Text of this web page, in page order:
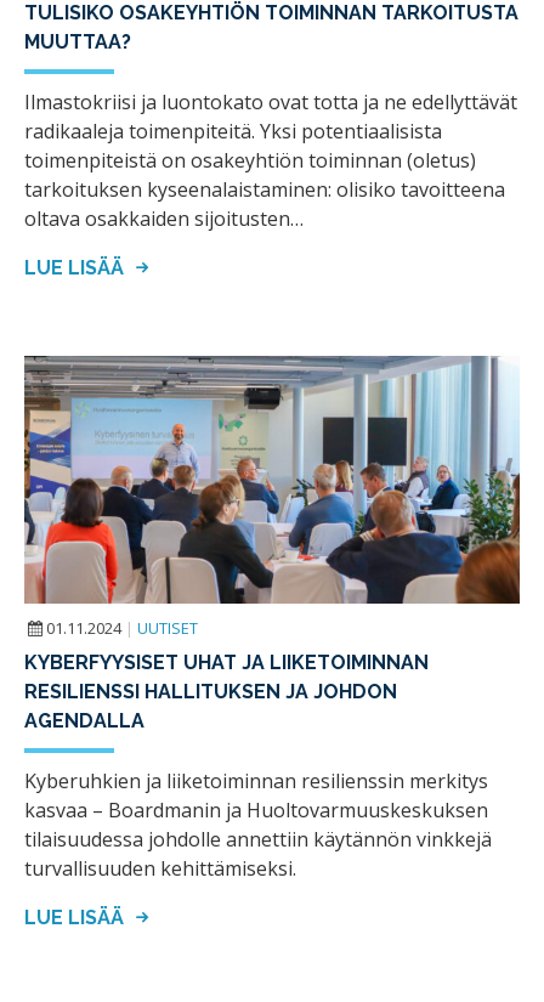
TULISIKO OSAKEYHTIÖN TOIMINNAN TARKOITUSTA
MUUTTAA?
Ilmastokriisi ja luontokato ovat totta ja ne edellyttävät
radikaaleja toimenpiteitä. Yksi potentiaalisista
toimenpiteistä on osakeyhtiön toiminnan (oletus)
tarkoituksen kyseenalaistaminen: olisiko tavoitteena
oltava osakkaiden sijoitusten…
LUE LISÄÄ
01.11.2024 | UUTISET
KYBERFYYSISET UHAT JA LIIKETOIMINNAN
RESILIENSSI HALLITUKSEN JA JOHDON
AGENDALLA
Kyberuhkien ja liiketoiminnan resilienssin merkitys
kasvaa – Boardmanin ja Huoltovarmuuskeskuksen
tilaisuudessa johdolle annettiin käytännön vinkkejä
turvallisuuden kehittämiseksi.
LUE LISÄÄ